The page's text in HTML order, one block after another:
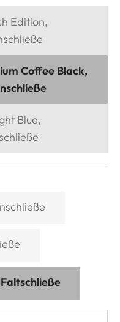
Edition,
Coffee Black,
Blue,